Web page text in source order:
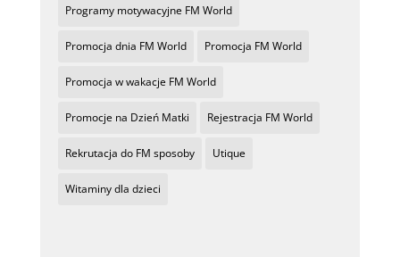
Programy motywacyjne FM World
Promocja dnia FM World Promocja FM World
Promocja w wakacje FM World
Promocje na Dzień Matki Rejestracja FM World
Rekrutacja do FM sposoby Utique
Witaminy dla dzieci